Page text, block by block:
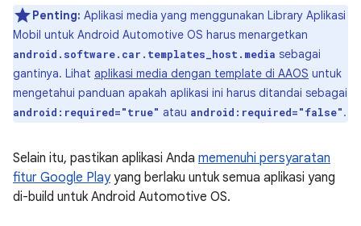
Penting: Aplikasi media yang menggunakan Library Aplikasi
Mobil untuk Android Automotive OS harus menargetkan
android.software.car.templates_host.media sebagai
gantinya. Lihat aplikasi media dengan template di AAOS untuk
mengetahui panduan apakah aplikasi ini harus ditandai sebagai
android:required="true" atau android:required="false".
Selain itu, pastikan aplikasi Anda memenuhi persyaratan
fitur Google Playyang berlaku untuk semua aplikasi yang
di-build untuk Android Automotive OS.